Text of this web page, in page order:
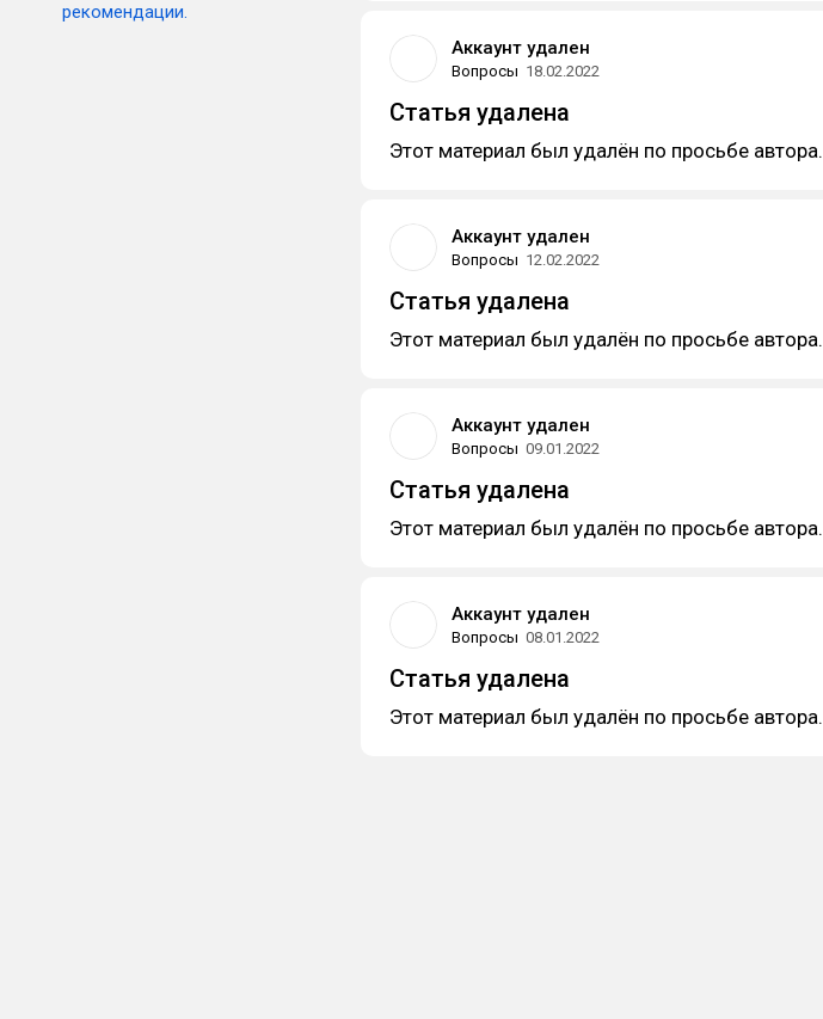
рекомендации.
Аккаунт удален
Вопросы 18.02.2022
Статья удалена
Этот материал был удалён по просьбе автора.
Аккаунт удален
Вопросы 12.02.2022
Статья удалена
Этот материал был удалён по просьбе автора.
Аккаунт удален
Вопросы 09.01.2022
Статья удалена
Этот материал был удалён по просьбе автора.
Аккаунт удален
Вопросы 08.01.2022
Статья удалена
Этот материал был удалён по просьбе автора.